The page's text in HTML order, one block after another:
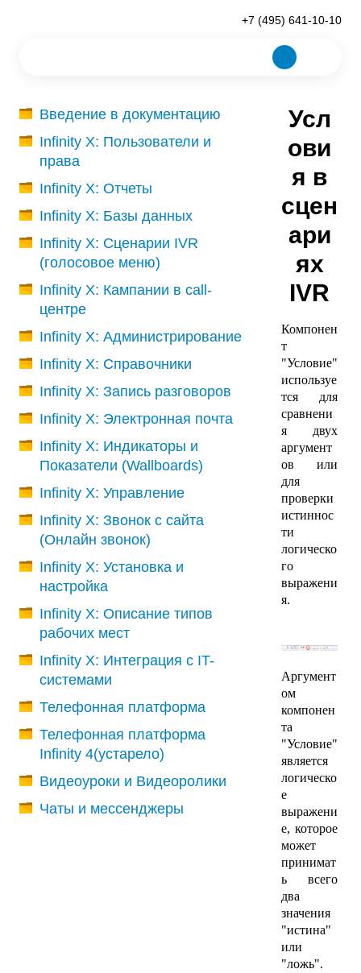
+7 (495) 641-10-10
Введение в документацию
Infinity X: Пользователи и
права
Infinity X: Отчеты
Infinity X: Базы данных
Infinity X: Сценарии IVR
(голосовое меню)
Infinity X: Кампании в call-
центре
Infinity X: Администрирование
Infinity X: Справочники
Infinity X: Запись разговоров
Infinity X: Электронная почта
Infinity X: Индикаторы и
Показатели (Wallboards)
Infinity X: Управление
Infinity X: Звонок с сайта
(Онлайн звонок)
Infinity X: Установка и
настройка
Infinity X: Описание типов
рабочих мест
Infinity X: Интеграция с IT-
системами
Телефонная платформа
Телефонная платформа
Infinity 4(устарело)
Видеоуроки и Видеоролики
Чаты и мессенджеры
Усл
ови
я в
сцен
ари
ях
IVR
Компонен
т
"Условие"
используе
тся для
сравнени
я двух
аргумент
ов или
для
проверки
истиннос
ти
логическо
го
выражени
я.
Аргумент
ом
компонен
та
"Условие"
является
логическо
е
выражени
е, которое
может
принимат
ь всего
два
значения
"истина"
или
"ложь".